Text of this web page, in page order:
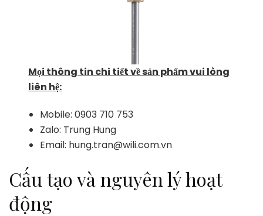
Mọi thông tin chi tiết về sản phẩm vui lòng
liên hệ:
Mobile: 0903 710 753
Zalo: Trung Hung
Email: hung.tran@wili.com.vn
Cấu tạo và nguyên lý hoạt
động